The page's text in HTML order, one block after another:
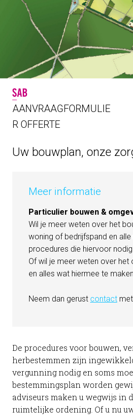
AANVRAAGFORMULIE
R OFFERTE
Uw bouwplan, onze
Meer informatie
Particulier bouwen &
Wil je meer weten over het
woning of bedrijfspand en alle
procedures die hiervoor nodig
Of wil je meer weten over het
en alles wat hiermee te
Neem dan gerust contact
De procedures voor bouwen,
herbestemmen zijn
vergunning nodig en soms
bestemmingsplan worden
adviseurs maken u wegwijs in
ruimtelijke ordening. Of u nu